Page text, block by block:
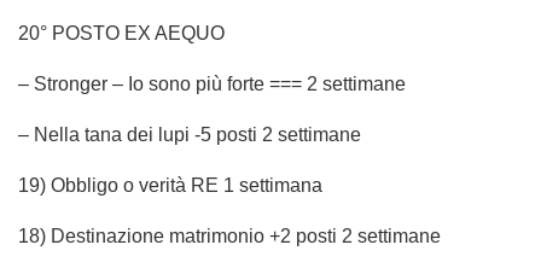
20° POSTO EX AEQUO
– Stronger – Io sono più forte === 2 settimane
– Nella tana dei lupi -5 posti 2 settimane
19) Obbligo o verità RE 1 settimana
18) Destinazione matrimonio +2 posti 2 settimane